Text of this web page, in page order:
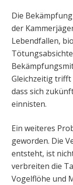
Die
der
Lebendfallen,
Gleichzeitig
dass sich
einnisten.
Ein weiteres
geworden. Die
entsteht, ist
verbreiten die
Vogelflöhe und